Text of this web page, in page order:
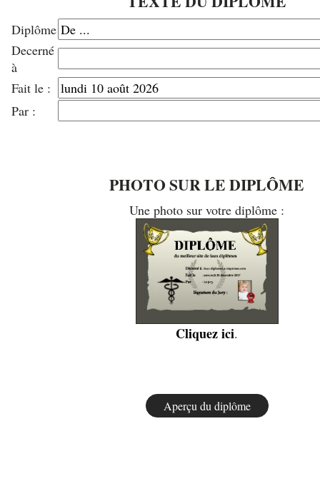
Diplôme
Decerné
à
Fait le :
Par :
PHOTO SUR LE DIPLÔME
Une photo sur votre diplôme :
Cliquez ici.